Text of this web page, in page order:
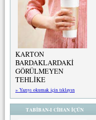
KARTON
BARDAKLARDAKİ
GÖRÜLMEYEN
TEHLİKE
» Yazıyı okumak için tıklayın
TABİBAN-I CİHAN İÇÜN